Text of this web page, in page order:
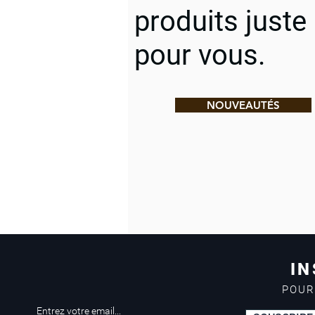
produits juste
pour vous.
NOUVEAUTÉS